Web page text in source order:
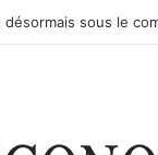
Yangtsé de